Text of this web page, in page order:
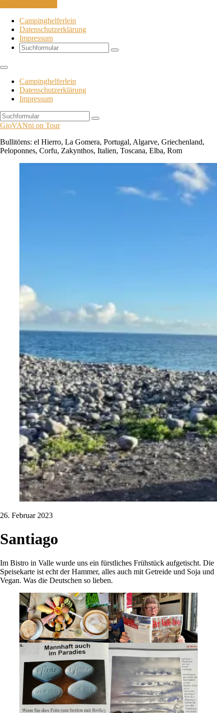
Campinghelferlein
Datenschutzerklärung
Impressum
Search
Campinghelferlein
Datenschutzerklärung
Impressum
Search
GioVANni on Tour
Bullitörns: el Hierro, La Gomera, Portugal, Algarve, Griechenland,
Peloponnes, Corfu, Zakynthos, Italien, Toscana, Elba, Rom
26. Februar 2023
Santiago
Im Bistro in Valle wurde uns ein fürstliches Frühstück aufgetischt. Die
Speisekarte ist echt der Hammer, alles auch mit Getreide und Soja und
Vegan. Was die Deutschen so lieben.